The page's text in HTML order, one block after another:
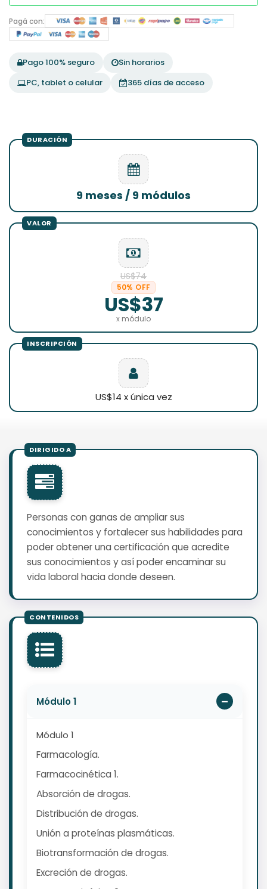
Pagá con:
Pago 100% seguro
Sin horarios
PC, tablet o celular
365 días de acceso
9 meses / 9 módulos
US$74
50% OFF
US$37
x módulo
US$14 x única vez
Personas con ganas de ampliar sus
conocimientos y fortalecer sus habilidades para
poder obtener una certificación que acredite
sus conocimientos y así poder encaminar su
vida laboral hacia donde deseen.
Módulo 1
Módulo 1
Farmacología.
Farmacocinética 1.
Absorción de drogas.
Distribución de drogas.
Unión a proteínas plasmáticas.
Biotransformación de drogas.
Excreción de drogas.